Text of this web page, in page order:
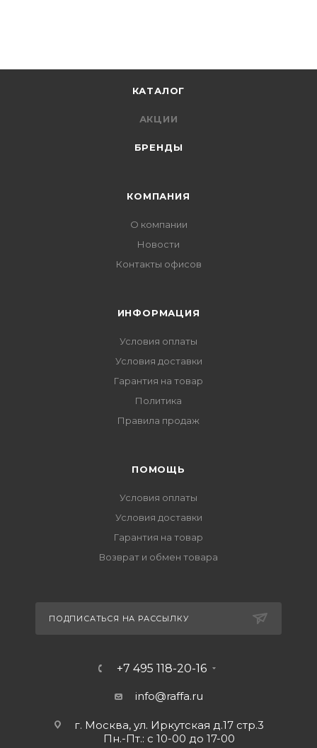
КАТАЛОГ
АКЦИИ
БРЕНДЫ
КОМПАНИЯ
О компании
Новости
Контакты офисов
ИНФОРМАЦИЯ
Условия оплаты
Условия доставки
Гарантия на товар
Политика
Правила продаж
ПОМОЩЬ
Условия оплаты
Условия доставки
Гарантия на товар
Возврат и обмен товара
ПОДПИСАТЬСЯ НА РАССЫЛКУ
+7 495 118-20-16
info@raffa.ru
г. Москва, ул. Иркутская д.17 стр.3
Пн.-Пт.: с 10-00 до 17-00